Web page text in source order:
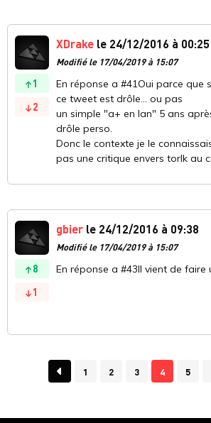
1
2
XDrake le 24/12/2016 à 00:25
Modifié le 17/04/2019 à 15:07
En réponse a #41Oui parce que
ce tweet est drôle... ou pas
un simple "a+ en lan" 5 ans
drôle perso.
Donc le contexte je le
pas une critique envers torlk au
8
1
gbier le 24/12/2016 à 09:38
Modifié le 17/04/2019 à 15:07
En réponse a #43Il vient de faire
1 2 3 4 5